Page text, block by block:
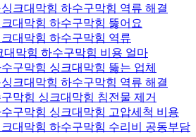
크대막힘 하수구막힘 역류 해결
대막힘 하수구막힘 뚫어요
대막힘 하수구막힘 역류
대막힘 하수구막힘 비용 얼마
구막힘 싱크대막힘 뚫는 업체
크대막힘 하수구막힘 역류 해결
막힘 싱크대막힘 침전물 제거
구막힘 싱크대막힘 고압세척 비용
대막힘 하수구막힘 수리비 공동부담